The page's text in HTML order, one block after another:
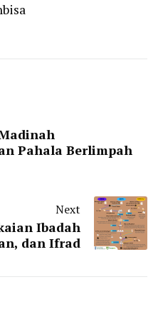
Pahala Berlimpah
Next
Ibadah
dan Ifrad